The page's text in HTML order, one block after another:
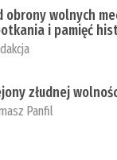
obrony wolnych
i pamięć
złudnej
Panfil